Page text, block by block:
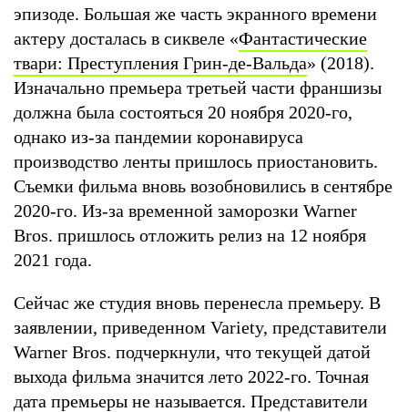
эпизоде. Большая же часть экранного времени
актеру досталась в сиквеле «Фантастические
твари: Преступления Грин-де-Вальда» (2018).
Изначально премьера третьей части франшизы
должна была состояться 20 ноября 2020-го,
однако из-за пандемии коронавируса
производство ленты пришлось приостановить.
Съемки фильма вновь возобновились в сентябре
2020-го. Из-за временной заморозки Warner
Bros. пришлось отложить релиз на 12 ноября
2021 года.
Сейчас же студия вновь перенесла премьеру. В
заявлении, приведенном Variety, представители
Warner Bros. подчеркнули, что текущей датой
выхода фильма значится лето 2022-го. Точная
дата премьеры не называется. Представители